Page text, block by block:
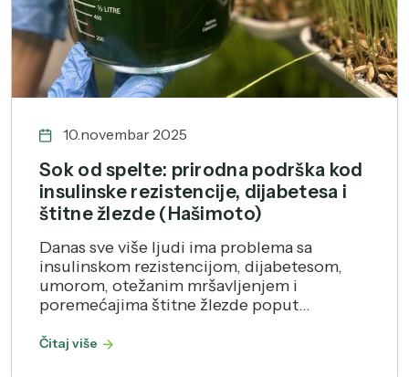
10.novembar 2025
Sok od spelte: prirodna podrška kod
insulinske rezistencije, dijabetesa i
štitne žlezde (Hašimoto)
Danas sve više ljudi ima problema sa
insulinskom rezistencijom, dijabetesom,
umorom, otežanim mršavljenjem i
poremećajima štitne žlezde poput...
Čitaj više